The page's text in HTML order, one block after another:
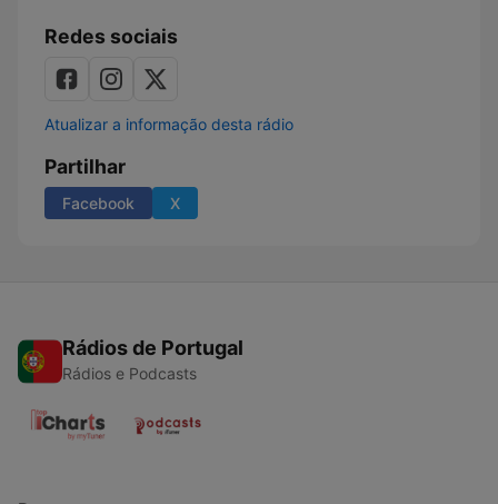
Redes sociais
Atualizar a informação desta rádio
Partilhar
Facebook X
Rádios de Portugal
Rádios e Podcasts